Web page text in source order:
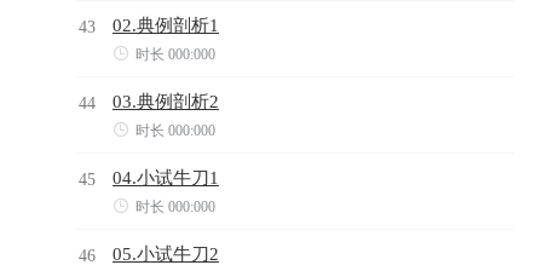
43 02.典例剖析1
 时长 000:000
44 03.典例剖析2
 时长 000:000
45 04.小试牛刀1
 时长 000:000
46 05.小试牛刀2